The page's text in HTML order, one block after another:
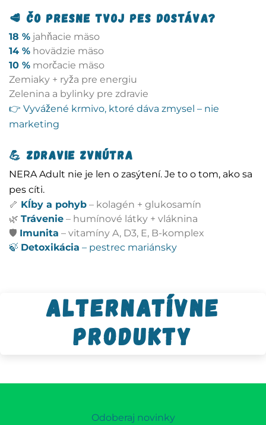
🥩 Čo presne tvoj pes dostáva?
18 % jahňacie mäso
14 % hovädzie mäso
10 % morčacie mäso
Zemiaky + ryža pre energiu
Zelenina a bylinky pre zdravie
👉 Vyvážené krmivo, ktoré dáva zmysel – nie
marketing
💪 Zdravie zvnútra
NERA Adult nie je len o zasýtení. Je to o tom, ako sa
pes cíti.
🦴 Kĺby a pohyb – kolagén + glukosamín
🌿 Trávenie – humínové látky + vláknina
🛡️ Imunita – vitamíny A, D3, E, B-komplex
🍃 Detoxikácia – pestrec mariánsky
Alternatívne
produkty
Odoberaj novinky